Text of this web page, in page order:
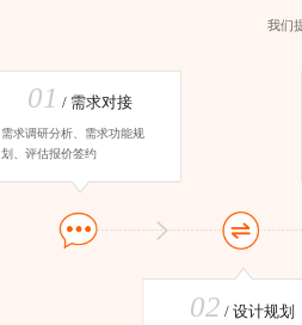
我们
01 / 需求对接
需求调研分析、需求功能规
划、评估报价签约
02 / 设计规划